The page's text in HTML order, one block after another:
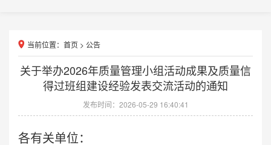
当前位置： 首页 > 公告
关于举办2026年质量管理小组活动成果及质量信
得过班组建设经验发表交流活动的通知
发布时间：2026-05-29 16:40:41
各有关单位：